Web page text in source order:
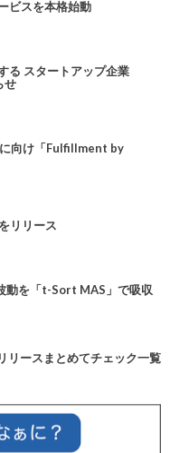
ビスを本格始動
る スタートアップ企業
せ
向け「Fulfillment by
リリース
動を「t-Sort MAS」で吸収
リースまとめてチェック一覧